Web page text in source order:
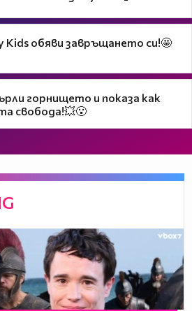
Kids обяви завръщането си!🤩
горнището и показа как
свобода!💥😮